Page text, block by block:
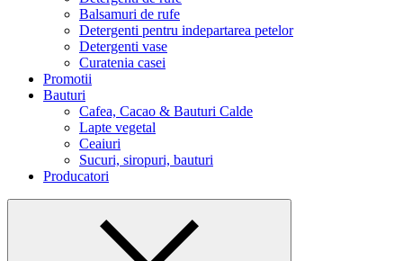
Balsamuri de rufe
Detergenti pentru indepartarea petelor
Detergenti vase
Curatenia casei
Promotii
Bauturi
Cafea, Cacao & Bauturi Calde
Lapte vegetal
Ceaiuri
Sucuri, siropuri, bauturi
Producatori